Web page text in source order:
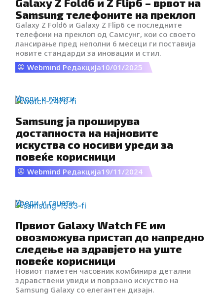
i
k
t
k
-
i
c
n
Samsung телефоните на преклоп
Galaxy Z Fold6 и Galaxy Z Flip6 се последните
телефони на преклоп од Самсунг, кои со своето
лансирање пред неполни 6 месеци ги поставија
новите стандарди за иновации и стил.
Webmind Редакција10/01/2025
Уреди и гаџети
Samsung ја проширува
достапноста на најновите
искуства со носиви уреди за
повеќе корисници
Webmind Редакција19/11/2024
Уреди и гаџети
Првиот Galaxy Watch FE им
овозможува пристап до напредно
следење на здравјето на уште
повеќе корисници
Новиот паметен часовник комбинира детални
здравствени увиди и поврзано искуство на
Samsung Galaxy со елегантен дизајн.